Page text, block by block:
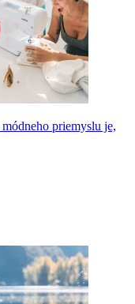
priemyslu je,